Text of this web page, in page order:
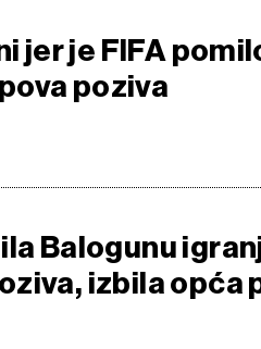
jer je FIFA
poziva
Balogunu
izbila opća